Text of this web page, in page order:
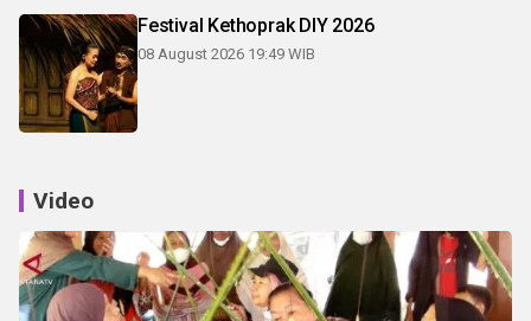
Festival Kethoprak DIY 2026
08 August 2026 19:49 WIB
Video